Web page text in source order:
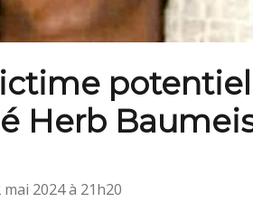
Herb
mai 2024 à 21h20